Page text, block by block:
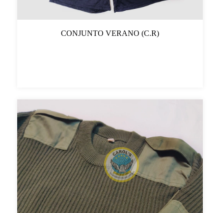
CONJUNTO VERANO (C.R)